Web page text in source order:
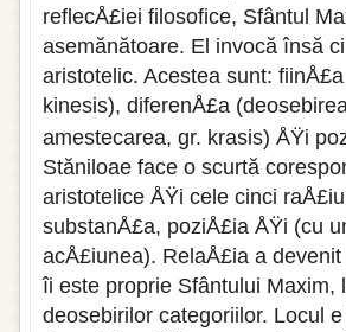
reflecÅ£iei filosofice, Sfântul
asemănătoare. El invocă însă
aristotelic. Acestea sunt:
kinesis), diferenÅ£a
amestecarea, gr. krasis) ÅŸi
Stăniloae face o scurtă
aristotelice ÅŸi cele cinci
substanÅ£a, poziÅ£ia ÅŸi (cu
acÅ£iunea). RelaÅ£ia a
îi este proprie Sfântului Maxim,
deosebirilor categoriilor. Locul